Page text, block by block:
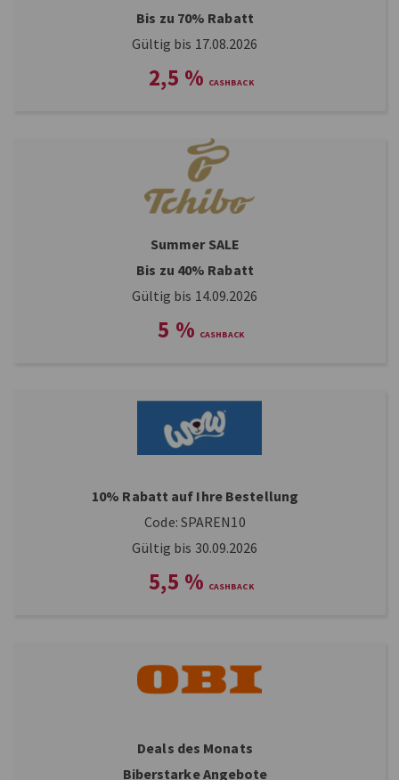
Bis zu 70% Rabatt
Gültig bis 17.08.2026
2,5 %
Summer SALE
Bis zu 40% Rabatt
Gültig bis 14.09.2026
5 %
10% Rabatt auf Ihre Bestellung
Code: SPAREN10
Gültig bis 30.09.2026
5,5 %
Deals des Monats
Biberstarke Angebote